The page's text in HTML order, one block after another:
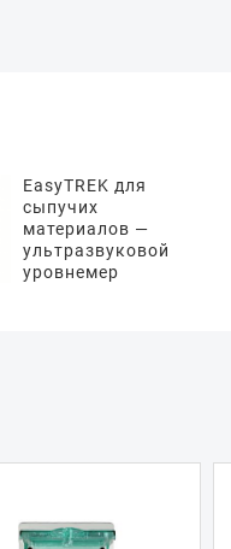
EasyTREK для
сыпучих
материалов —
ультразвуковой
уровнемер